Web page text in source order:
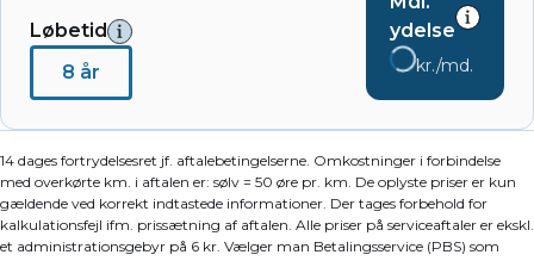
Løbetid
8 år
ydelse
kr./md.
14 dages fortrydelsesret jf. aftalebetingelserne. Omkostninger i forbindelse
med overkørte km. i aftalen er: sølv = 50 øre pr. km. De oplyste priser er kun
gældende ved korrekt indtastede informationer. Der tages forbehold for
kalkulationsfejl ifm. prissætning af aftalen. Alle priser på serviceaftaler er ekskl.
et administrationsgebyr på 6 kr. Vælger man Betalingsservice (PBS) som